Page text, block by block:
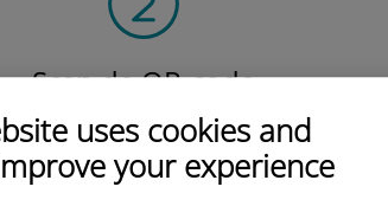
uses cookies and
your experience
Scan de QR-code
data-abonnement te activeren en
de Ubigi eSIM te installeren.
Eenvoudig!